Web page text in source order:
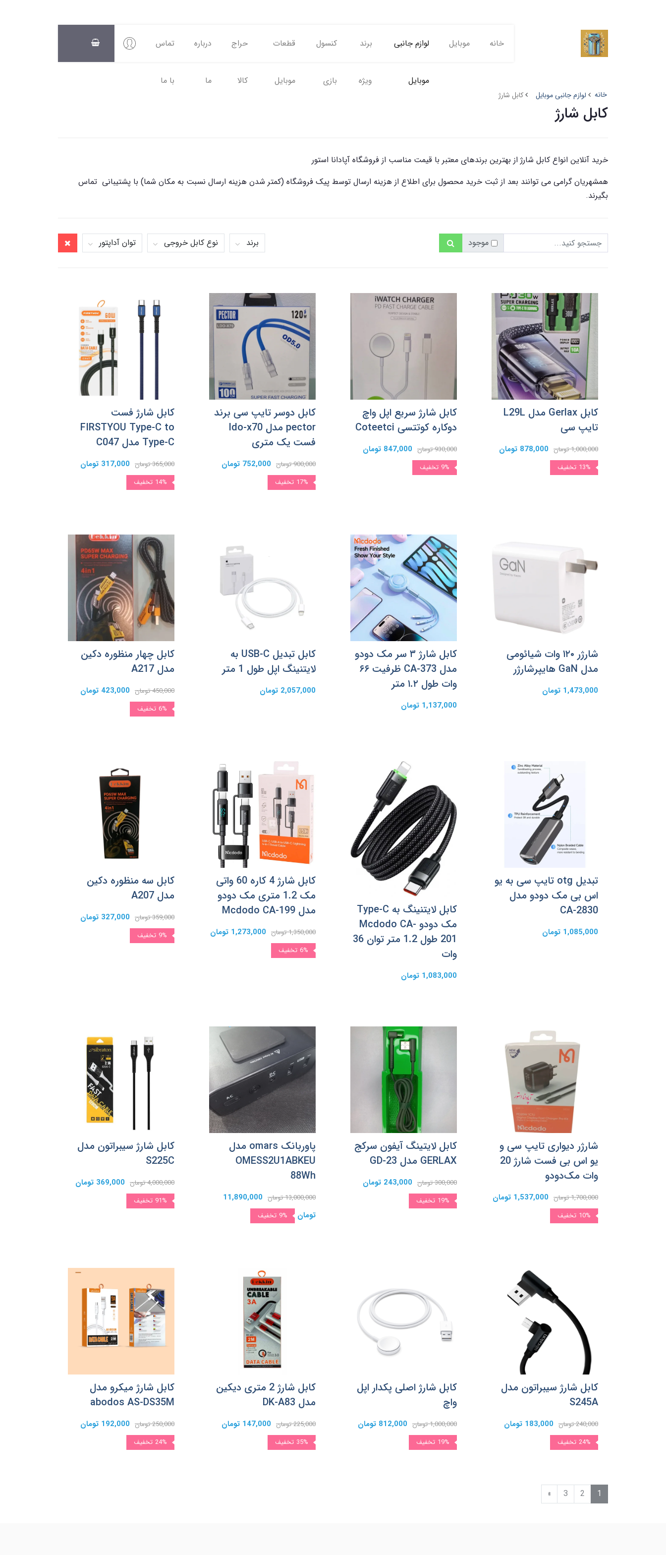
خانه موبایل لوازم جانبی
موبایل
برند
ویژه
کنسول
بازی
قطعات
موبایل
حراج
کالا
درباره
ما
تماس
با ما
خانه لوازم جانبی موبایل کابل شارژ
کابل شارژ
خرید آنلاین انواع کابل شارژ از بهترین برندهای معتبر با قیمت مناسب از فروشگاه آپادانا استور
همشهریان گرامی می توانند بعد از ثبت خرید محصول برای اطلاع از هزینه ارسال توسط پیک فروشگاه (کمتر شدن هزینه ارسال نسبت به مکان شما) با پشتیبانی تماس
بگیرند.
موجود برند نوع کابل خروجی توان آداپتور
کابل Gerlax مدل L29L
تایپ سی
1,000,000 تومان 878,000 تومان
13% تخفیف
کابل شارژ سریع اپل واچ
دوکاره کوتتسی Coteetci
930,000 تومان 847,000 تومان
9% تخفیف
کابل دوسر تایپ سی برند
pector مدل ldo-x70
فست یک متری
900,000 تومان 752,000 تومان
17% تخفیف
کابل شارژ فست
FIRSTYOU Type-C to
Type-C مدل C047
365,000 تومان 317,000 تومان
14% تخفیف
شارژر ۱۲۰ وات شیائومی
مدل GaN هایپرشارژر
1,473,000 تومان
کابل شارژ ۳ سر مک دودو
مدل CA-373 ظرفیت ۶۶
وات طول ۱.۲ متر
1,137,000 تومان
کابل تبدیل USB-C به
لایتنینگ اپل طول 1 متر
2,057,000 تومان
کابل چهار منظوره دکین
مدل A217
450,000 تومان 423,000 تومان
6% تخفیف
تبدیل otg تایپ سی به یو
اس بی مک دودو مدل
CA-2830
1,085,000 تومان
کابل لایتنینگ به Type-C
مک دودو Mcdodo CA-
201 طول 1.2 متر توان 36
وات
1,083,000 تومان
کابل شارژ 4 کاره 60 واتی
مک 1.2 متری مک دودو
مدل Mcdodo CA-199
1,350,000 تومان 1,273,000 تومان
6% تخفیف
کابل سه منظوره دکین
مدل A207
359,000 تومان 327,000 تومان
9% تخفیف
شارژر دیواری تایپ سی و
یو اس بی فست شارژ 20
وات مک‌دودو
1,700,000 تومان 1,537,000 تومان
10% تخفیف
کابل لایتینگ آیفون سرکج
GERLAX مدل GD-23
300,000 تومان 243,000 تومان
19% تخفیف
پاوربانک omars مدل
OMESS2U1ABKEU
88Wh
13,000,000 تومان
11,890,000
تومان
9% تخفیف
کابل شارژ سیبراتون مدل
S225C
4,000,000 تومان 369,000 تومان
91% تخفیف
کابل شارژ سیبراتون مدل
S245A
240,000 تومان 183,000 تومان
24% تخفیف
کابل شارژ اصلی پکدار اپل
واچ
1,000,000 تومان 812,000 تومان
19% تخفیف
کابل شارژ 2 متری دیکین
مدل DK-A83
225,000 تومان 147,000 تومان
35% تخفیف
کابل شارژ میکرو مدل
abodos AS-DS35M
250,000 تومان 192,000 تومان
24% تخفیف
1
2
3
»